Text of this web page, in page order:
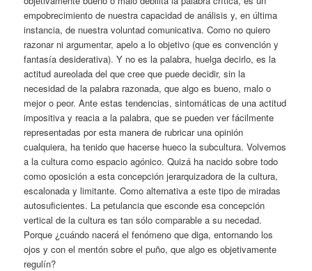
empobrecimiento de nuestra capacidad de análisis y, en última
instancia, de nuestra voluntad comunicativa. Como no quiero
razonar ni argumentar, apelo a lo objetivo (que es convención y
fantasía desiderativa). Y no es la palabra, huelga decirlo, es la
actitud aureolada del que cree que puede decidir, sin la
necesidad de la palabra razonada, que algo es bueno, malo o
mejor o peor. Ante estas tendencias, sintomáticas de una actitud
impositiva y reacia a la palabra, que se pueden ver fácilmente
representadas por esta manera de rubricar una opinión
cualquiera, ha tenido que hacerse hueco la subcultura. Volvemos
a la cultura como espacio agónico. Quizá ha nacido sobre todo
como oposición a esta concepción jerarquizadora de la cultura,
escalonada y limitante. Como alternativa a este tipo de miradas
autosuficientes. La petulancia que esconde esa concepción
vertical de la cultura es tan sólo comparable a su necedad.
Porque ¿cuándo nacerá el fenómeno que diga, entornando los
ojos y con el mentón sobre el puño, que algo es objetivamente
regulín?